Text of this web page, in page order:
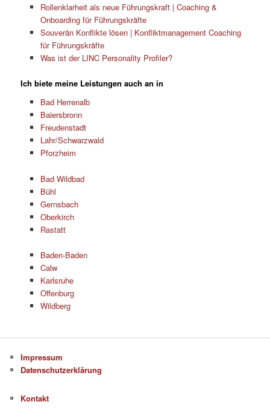
Rollenklarheit als neue Führungskraft | Coaching &
Onboarding für Führungskräfte
Souverän Konflikte lösen | Konfliktmanagement Coaching
für Führungskräfte
Was ist der LINC Personality Profiler?
Ich biete meine Leistungen auch an in
Bad Herrenalb
Baiersbronn
Freudenstadt
Lahr/Schwarzwald
Pforzheim
Bad Wildbad
Bühl
Gernsbach
Oberkirch
Rastatt
Baden-Baden
Calw
Karlsruhe
Offenburg
Wildberg
Impressum
Datenschutzerklärung
Kontakt